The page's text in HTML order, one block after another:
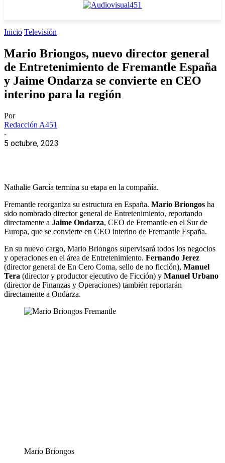
Inicio Televisión
Mario Briongos, nuevo director general
de Entretenimiento de Fremantle España
y Jaime Ondarza se convierte en CEO
interino para la región
Por
Redacción A451
-
5 octubre, 2023
Nathalie García termina su etapa en la compañía.
Fremantle reorganiza su estructura en España. Mario Briongos ha
sido nombrado director general de Entretenimiento, reportando
directamente a Jaime Ondarza, CEO de Fremantle en el Sur de
Europa, que se convierte en CEO interino de Fremantle España.
En su nuevo cargo, Mario Briongos supervisará todos los negocios
y operaciones en el área de Entretenimiento. Fernando Jerez
(director general de En Cero Coma, sello de no ficción), Manuel
Tera (director y productor ejecutivo de Ficción) y Manuel Urbano
(director de Finanzas y Operaciones) también reportarán
directamente a Ondarza.
Mario Briongos